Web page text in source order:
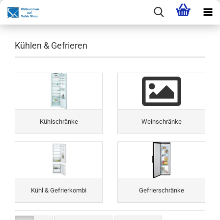
Kühlen & Gefrieren
Kühlschränke Weinschränke
Kühl & Gefrierkombi Gefrierschränke